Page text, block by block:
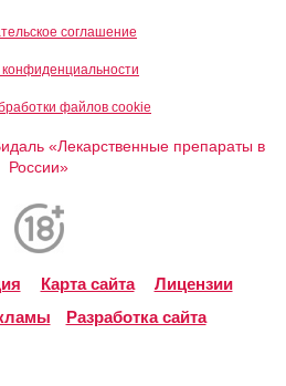
соглашение
файлов cookie
«Лекарственные препараты в
России»
Карта сайта
Лицензии
Разработка сайта